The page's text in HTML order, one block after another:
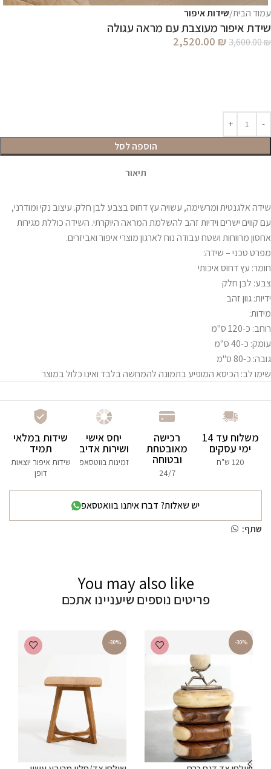
עמוד הבית שידות איפור
שידת איפור מעוצבת עם מראה עגולה
3,600.00₪
2,520.00 ₪
הוספה לסל
תיאור
שידה אלגנטית ומרשימה, עשויה עץ דחוס בצבע לבן חלק. עיצוב נקי ומודרני,
עם קווים ישרים וידיות זהב להשלמת המראה היוקרתי. השידה כוללת מגירות
אחסון מרווחות ושטח עבודה נוח לארגון מוצרי איפור ואביזרים.
מפרט טכני – שידה:
חומר: עץ דחוס איכותי
צבע: לבן חלק
ידיות: גוון זהב
מידות:
רוחב: כ-120 ס"מ
עומק: כ-40 ס"מ
גובה: כ-80 ס"מ
שימו לב: הכיסא המופיע בתמונה להמחשה בלבד ואינו כלול במוצר
משלוח עד 14
ימי עסקים
120 ש"ח
רכישה
מאובטחת
ובטוחה
24/7
יחס אישי
ושירות אדיב
זמינות בווטסאפ
שידות במלאי
תמיד
שידות איפור יוצאות
דופן
יש שאלות? דברו איתנו בוואטסאפ
שתף:
You may also like
פריטים נוספים שיעניינו אתכם
-30%
-30%